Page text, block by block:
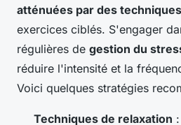
atténuées par des
exercices ciblés. S'engager
régulières de gestion du
réduire l'intensité et la
Voici quelques stratégies
Techniques de relaxation